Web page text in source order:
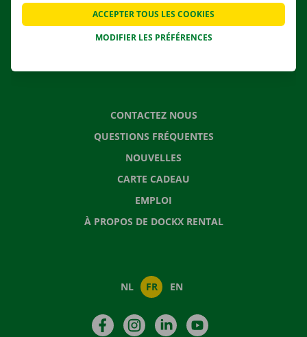
AGENCES
APPLI
CONTACTEZ NOUS
QUESTIONS FRÉQUENTES
NOUVELLES
CARTE CADEAU
EMPLOI
À PROPOS DE DOCKX RENTAL
NL FR EN
FacebookInstagramLinkedIn
MODIFIER LES PRÉFÉRENCES
ACCEPTER TOUS LES COOKIES